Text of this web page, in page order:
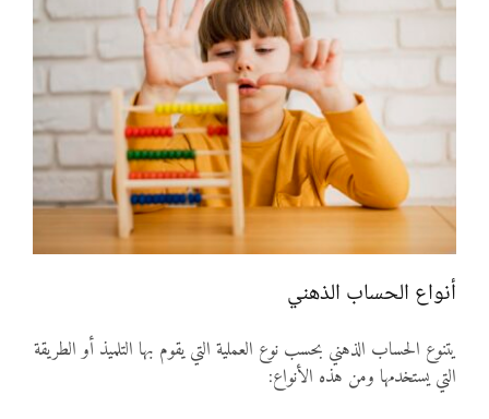
أنواع الحساب الذهني
يتنوع الحساب الذهني بحسب نوع العملية التي يقوم بها التلميذ أو الطريقة
التي يستخدمها ومن هذه الأنواع: